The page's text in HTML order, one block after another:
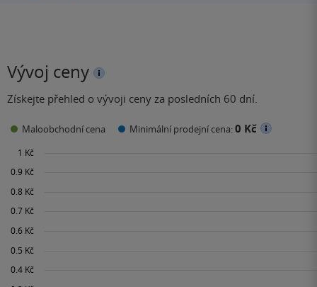
Vývoj ceny
Získejte přehled o vývoji ceny za posledních 60 dní.
Maloobchodní cena Minimální prodejní cena:0 Kč